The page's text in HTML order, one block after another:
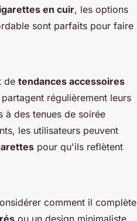
en cuir, les options
sont parfaits pour faire
de tendances accessoires
régulièrement leurs
des tenues de soirée
les utilisateurs peuvent
pour qu'ils reflètent
comment il complète